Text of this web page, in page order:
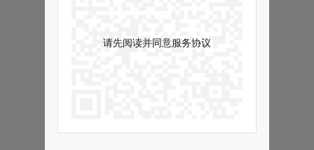
请先阅读并同意服务协议